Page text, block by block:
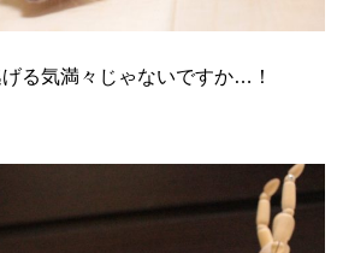
る気満々じゃないですか…！